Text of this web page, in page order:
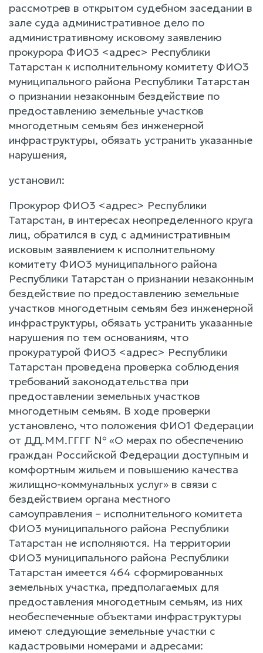
рассмотрев в открытом судебном заседании в
зале суда административное дело по
административному исковому заявлению
прокурора ФИО3 <адрес> Республики
Татарстан к исполнительному комитету ФИО3
муниципального района Республики Татарстан
о признании незаконным бездействие по
предоставлению земельные участков
многодетным семьям без инженерной
инфраструктуры, обязать устранить указанные
нарушения,
установил:
Прокурор ФИО3 <адрес> Республики
Татарстан, в интересах неопределенного круга
лиц, обратился в суд с административным
исковым заявлением к исполнительному
комитету ФИО3 муниципального района
Республики Татарстан о признании незаконным
бездействие по предоставлению земельные
участков многодетным семьям без инженерной
инфраструктуры, обязать устранить указанные
нарушения по тем основаниям, что
прокуратурой ФИО3 <адрес> Республики
Татарстан проведена проверка соблюдения
требований законодательства при
предоставлении земельных участков
многодетным семьям. В ходе проверки
установлено, что положения ФИО1 Федерации
от ДД.ММ.ГГГГ № «О мерах по обеспечению
граждан Российской Федерации доступным и
комфортным жильем и повышению качества
жилищно-коммунальных услуг» в связи с
бездействием органа местного
самоуправления – исполнительного комитета
ФИО3 муниципального района Республики
Татарстан не исполняются. На территории
ФИО3 муниципального района Республики
Татарстан имеется 464 сформированных
земельных участка, предполагаемых для
предоставления многодетным семьям, из них
необеспеченные объектами инфраструктуры
имеют следующие земельные участки с
кадастровыми номерами и адресами: